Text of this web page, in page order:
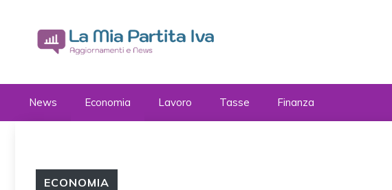
contenuto
News Economia Lavoro Tasse Finanza
ECONOMIA